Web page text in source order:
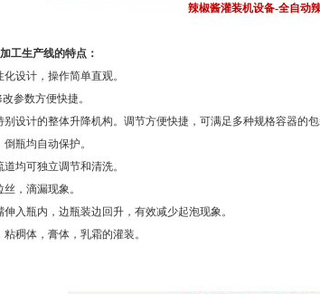
辣椒酱灌装机设备-全自动
工生产线的特点：
设计，操作简单直观。
参数方便快捷。
设计的整体升降机构。调节方便快捷，可满足多种规格容器的包
瓶均自动保护。
均可独立调节和清洗。
，滴漏现象。
入瓶内，边瓶装边回升，有效减少起泡现象。
稠体，膏体，乳霜的灌装。